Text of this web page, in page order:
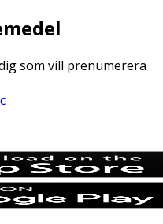
som vill prenumerera